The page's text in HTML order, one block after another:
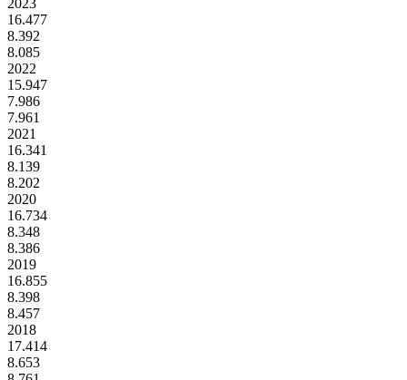
16.477
8.392
8.085
2022
15.947
7.986
7.961
2021
16.341
8.139
8.202
2020
16.734
8.348
8.386
2019
16.855
8.398
8.457
2018
17.414
8.653